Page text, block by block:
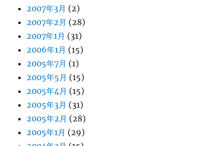
2007年3月 (2)
2007年2月 (28)
2007年1月 (31)
2006年1月 (15)
2005年7月 (1)
2005年5月 (15)
2005年4月 (15)
2005年3月 (31)
2005年2月 (28)
2005年1月 (29)